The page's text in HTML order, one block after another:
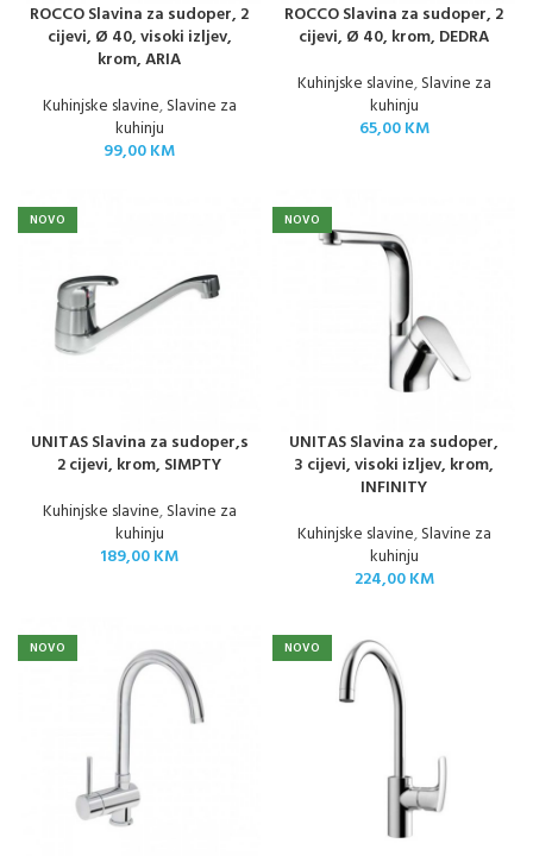
ROCCO Slavina za sudoper, 2
cijevi, Ø 40, visoki izljev,
krom, ARIA
Kuhinjske slavine,Slavine za
kuhinju
99,00KM
ROCCO Slavina za sudoper, 2
cijevi, Ø 40, krom, DEDRA
Kuhinjske slavine,Slavine za
kuhinju
65,00KM
NOVO
UNITAS Slavina za sudoper,s
2 cijevi, krom, SIMPTY
Kuhinjske slavine,Slavine za
kuhinju
189,00KM
NOVO
UNITAS Slavina za sudoper,
3 cijevi, visoki izljev, krom,
INFINITY
Kuhinjske slavine,Slavine za
kuhinju
224,00KM
NOVO NOVO